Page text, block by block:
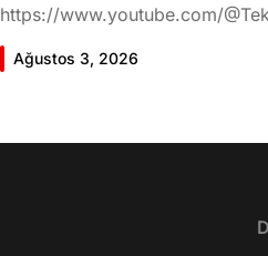
https://www.youtube.com/
Giriş 01:58 Butlan kararı 05:58
meselesi? 11:32 Kılıçdaroğlu bu
30:09 AK Parti'ye geçişlerin
Yargıtay kararından eminken
Ağustos 3, 2026